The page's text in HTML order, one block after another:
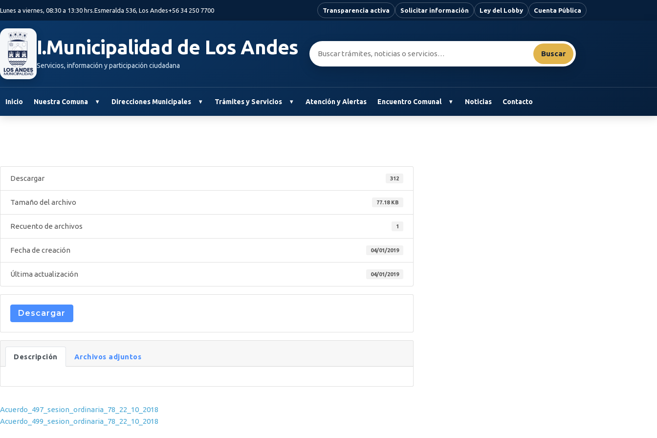
Lunes a viernes, 08:30 a 13:30 hrs.Esmeralda 536, Los Andes+56 34 250 7700 Transparencia activa Solicitar información Ley del Lobby Cuenta Pública
I.Municipalidad de Los Andes
Servicios, información y participación ciudadana
Buscar:
Buscar
Inicio Nuestra Comuna Direcciones Municipales Trámites y Servicios Atención y Alertas Encuentro Comunal Noticias Contacto
Descargar 312
Tamaño del archivo 77.18 KB
Recuento de archivos 1
Fecha de creación 04/01/2019
Última actualización 04/01/2019
Descargar
Descripción Archivos adjuntos
Navegación de entradas
Acuerdo_497_sesion_ordinaria_78_22_10_2018
Acuerdo_499_sesion_ordinaria_78_22_10_2018